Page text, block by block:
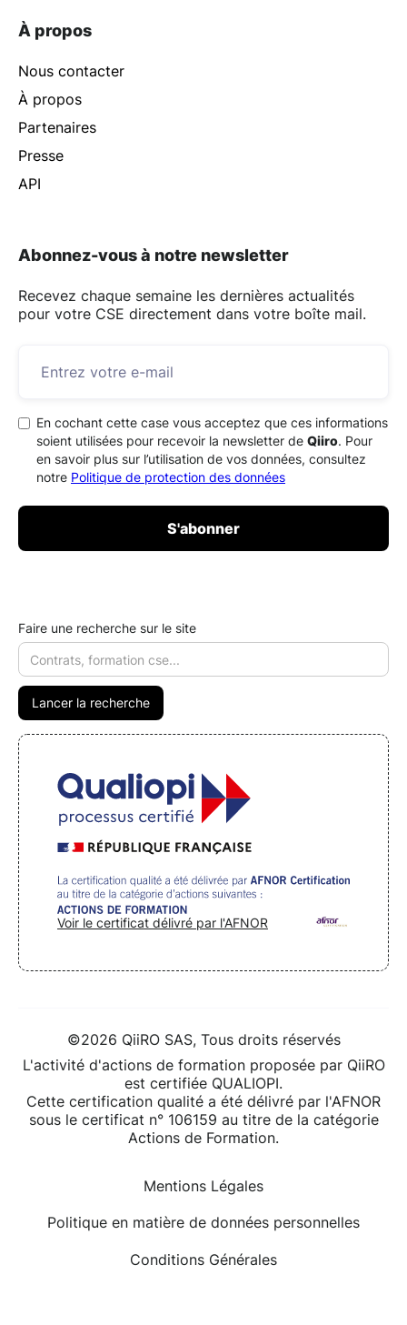
À propos
Nous contacter
À propos
Partenaires
Presse
API
Abonnez-vous à notre newsletter
Recevez chaque semaine les dernières actualités
pour votre CSE directement dans votre boîte mail.
En cochant cette case vous acceptez que ces informations
soient utilisées pour recevoir la newsletter de Qiiro. Pour
en savoir plus sur l’utilisation de vos données, consultez
notre Politique de protection des données
Faire une recherche sur le site
Voir le certificat délivré par l'AFNOR
©2026 QiiRO SAS, Tous droits réservés
L'activité d'actions de formation proposée par QiiRO
est certifiée QUALIOPI.
Cette certification qualité a été délivré par l'AFNOR
sous le certificat n° 106159 au titre de la catégorie
Actions de Formation.
Mentions Légales
Politique en matière de données personnelles
Conditions Générales